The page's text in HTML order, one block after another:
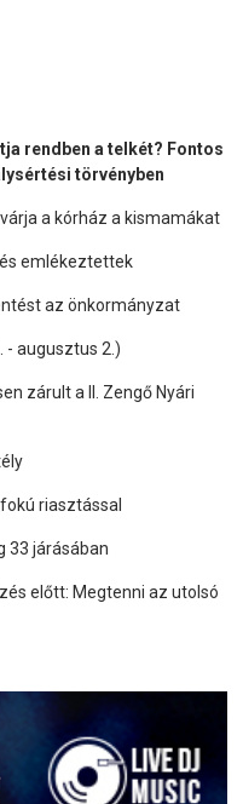
rendben a telkét? Fontos
törvényben
a kórház a kismamákat
emlékeztettek
az önkormányzat
- augusztus 2.)
zárult a II. Zengő Nyári
riasztással
33 járásában
előtt: Megtenni az utolsó